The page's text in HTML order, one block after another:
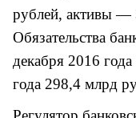
рублей, активы —
Обязательства
декабря 2016
года 298,4 млрд